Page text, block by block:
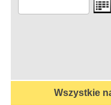
Wszystkie